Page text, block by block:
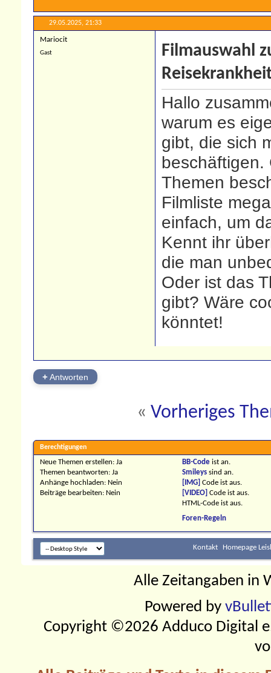
29.05.2025, 21:33
Mariocit
Gast
Filmauswahl
Hallo
warum es
gibt, die sich
beschäftigen.
Themen
Filmliste
einfach, um
Kennt ihr
die man
Oder ist das
gibt? Wäre
könntet!
+Antworten
« Vorheriges
Berechtigungen
Neue Themen erstellen: Ja
Themen beantworten: Ja
Anhänge hochladen: Nein
Beiträge bearbeiten: Nein
BB-Codeist an.
Smileyssind an.
[IMG] Code ist aus.
[VIDEO] Code ist aus.
HTML-Code ist aus.
Foren-Regeln
Kontakt Homepage
Alle Zeitangaben in
Powered by
Copyright ©2026 Adduco Digital